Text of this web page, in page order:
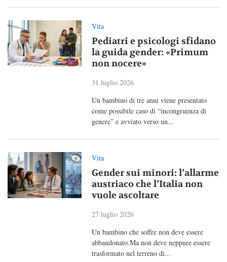
Vita
Pediatri e psicologi sfidano
la guida gender: «Primum
non nocere»
31 luglio 2026
Un bambino di tre anni viene presentato
come possibile caso di “incongruenza di
genere” e avviato verso un...
Vita
Gender sui minori: l’allarme
austriaco che l’Italia non
vuole ascoltare
27 luglio 2026
Un bambino che soffre non deve essere
abbandonato.Ma non deve neppure essere
trasformato nel terreno di...